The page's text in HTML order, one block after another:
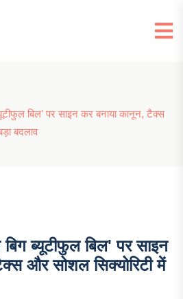
बिल' पर साइन कर बनाया कानून, टैक्स
बदलाव
ब्यूटीफुल बिल' पर साइन
और सोशल सिक्योरिटी में